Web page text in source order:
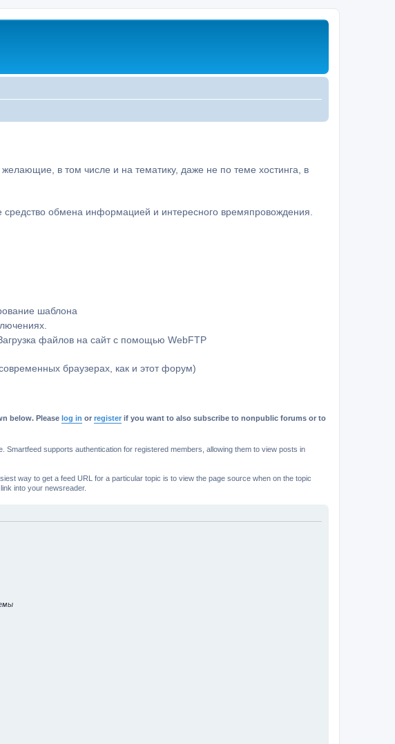
в том числе и на тематику, даже не по теме хостинга, в
обмена информацией и интересного времяпровождения.
шаблона
файлов на сайт с помощью WebFTP
браузерах, как и этот форум)
below. Please log in or register if you want to also subscribe to nonpublic forums or to
supports authentication for registered members, allowing them to view posts in
way to get a feed URL for a particular topic is to view the page source when on the topic
into your newsreader.